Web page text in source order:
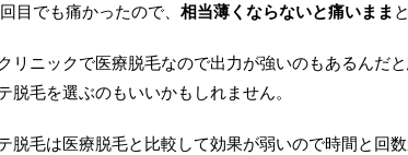
目でも痛かったので、 相当薄くならないと痛いまま
リニックで医療脱毛なので出力が強いのもあるんだ
脱毛を選ぶのもいいかもしれません。
脱毛は医療脱毛と比較して効果が弱いので時間と回